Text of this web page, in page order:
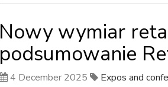
Nowy wymiar
podsumowanie
4 December 2025 Expos and